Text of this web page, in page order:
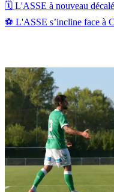
🗓 L'ASSE à nouveau
⚽ L'ASSE s’incline face à